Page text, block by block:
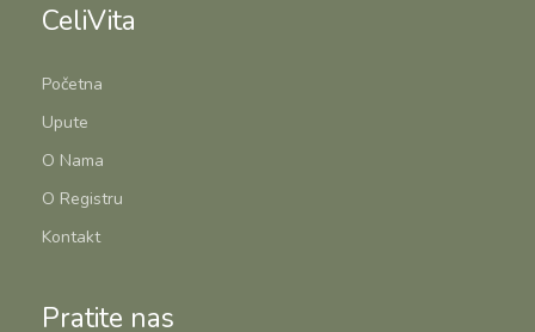
CeliVita
Početna
Upute
O Nama
O Registru
Kontakt
Pratite nas